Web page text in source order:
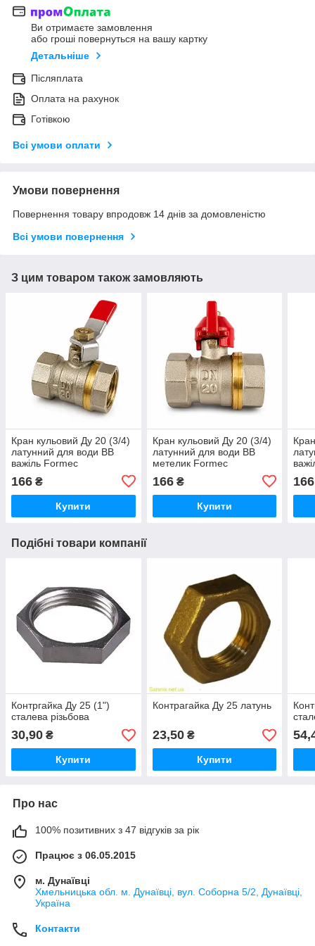
Ви отримаєте замовлення
або гроші повернуться на вашу картку
Детальніше
Післяплата
Оплата на рахунок
Готівкою
Всі умови оплати
Умови повернення
Повернення товару впродовж 14 днів за домовленістю
Всі умови повернення
З цим товаром також замовляють
Кран кульовий Ду 20 (3/4)
латунний для води ВВ
важіль Formec
166 ₴
Купити
Кран кульовий Ду 20 (3/4)
латунний для води ВВ
метелик Formec
166₴
Купити
166
Подібні товари компанії
Контргайка Ду 25 (1")
сталева різьбова
30,90 ₴
Купити
Контрагайка Ду 25 латунь
23,50₴
Купити
Про нас
100% позитивних з 47 відгуків за рік
Працює з 06.05.2015
м. Дунаївці
Хмельницька обл. м. Дунаївці, вул. Соборна 5/2, Дунаївці,
Україна
Контакти